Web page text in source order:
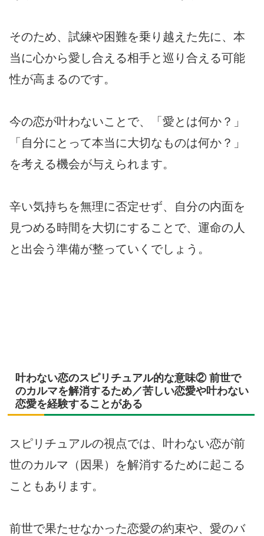
そのため、試練や困難を乗り越えた先に、本
当に心から愛し合える相手と巡り合える可能
性が高まるのです。
今の恋が叶わないことで、「愛とは何か？」
「自分にとって本当に大切なものは何か？」
を考える機会が与えられます。
辛い気持ちを無理に否定せず、自分の内面を
見つめる時間を大切にすることで、運命の人
と出会う準備が整っていくでしょう。
叶わない恋のスピリチュアル的な意味② 前世で
のカルマを解消するため／苦しい恋愛や叶わない
恋愛を経験することがある
スピリチュアルの視点では、叶わない恋が前
世のカルマ（因果）を解消するために起こる
こともあります。
前世で果たせなかった恋愛の約束や、愛のバ